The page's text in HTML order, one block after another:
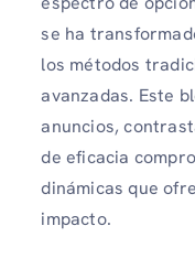
se ha
los métodos
avanzadas. Este
anuncios,
de eficacia
dinámicas que
impacto.